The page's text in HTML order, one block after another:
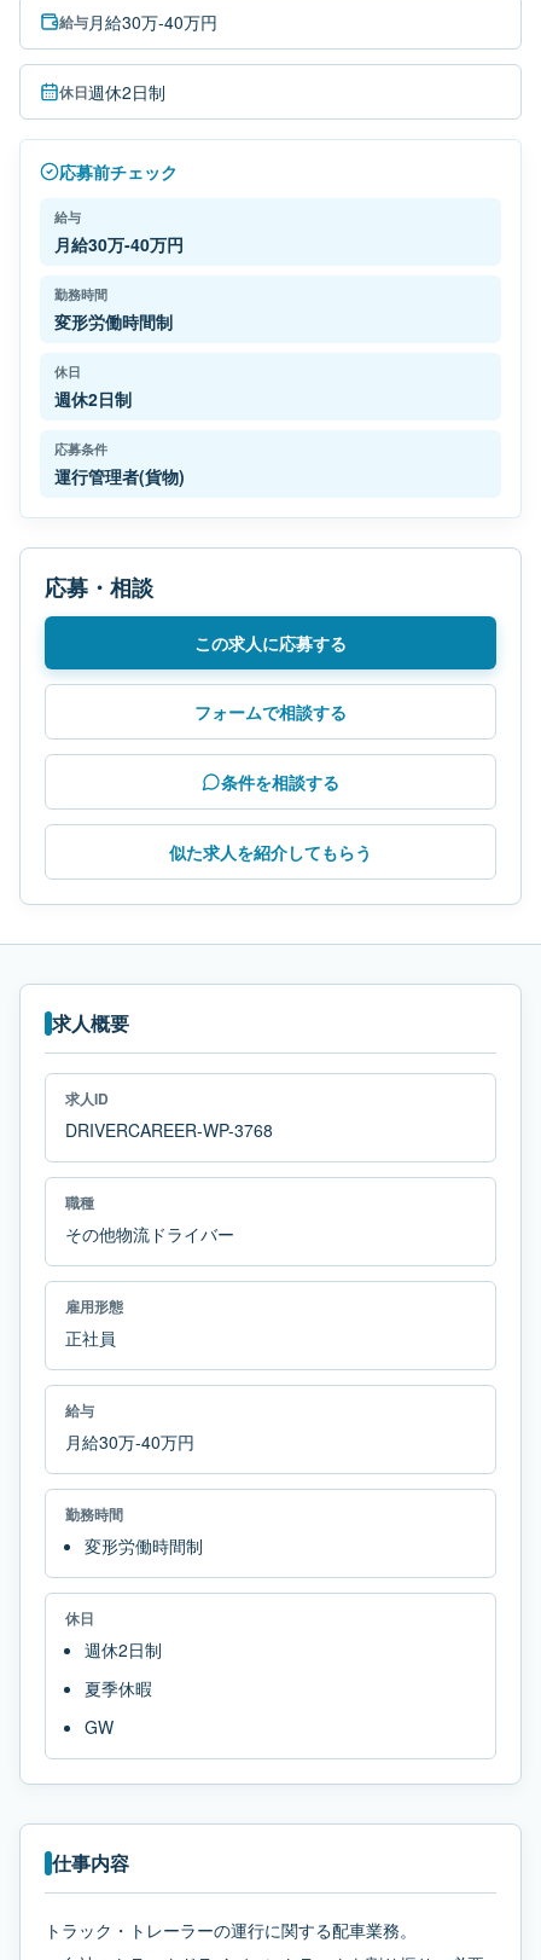
給与月給30万-40万円
休日週休2日制
応募前チェック
給与
月給30万-40万円
勤務時間
変形労働時間制
休日
週休2日制
応募条件
運行管理者(貨物)
応募・相談
この求人に応募する
フォームで相談する
条件を相談する
似た求人を紹介してもらう
求人概要
求人ID
DRIVERCAREER-WP-3768
職種
その他物流ドライバー
雇用形態
正社員
給与
月給30万-40万円
勤務時間
変形労働時間制
休日
週休2日制
夏季休暇
GW
仕事内容
トラック・トレーラーの運行に関する配車業務。